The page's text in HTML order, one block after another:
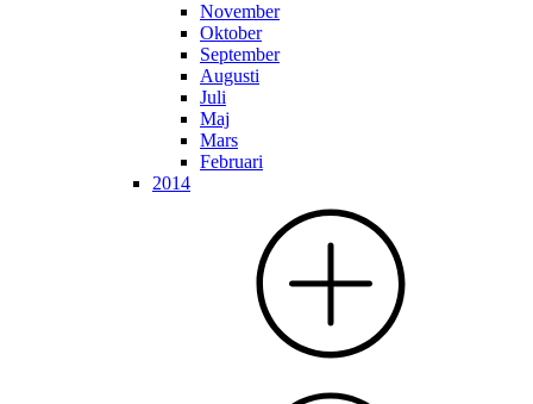
November
Oktober
September
Augusti
Juli
Maj
Mars
Februari
2014